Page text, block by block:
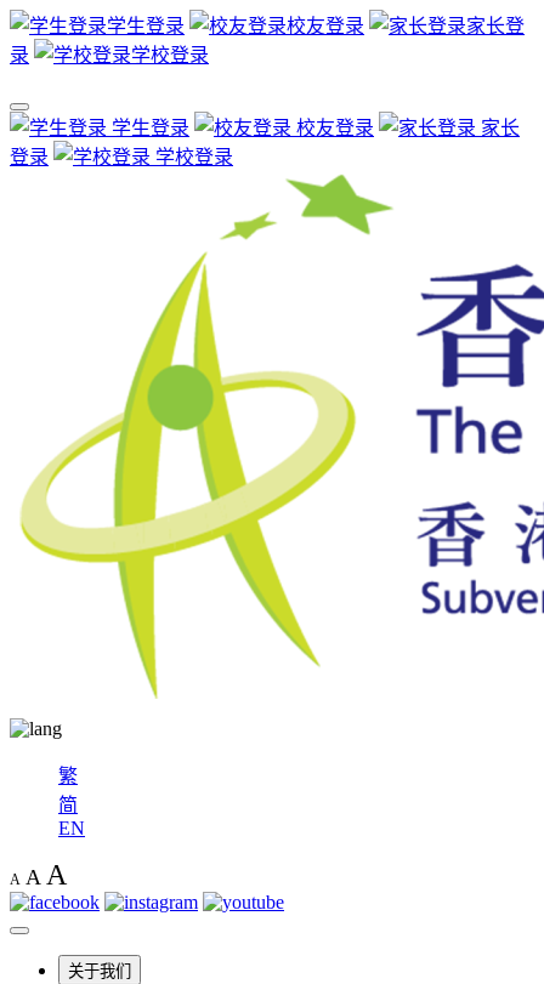
学生登录 校友登录
家长登
录
学校登录
学生登录 校友登录
家长
登录
学校登录
繁
简
EN
A A A
关于我们